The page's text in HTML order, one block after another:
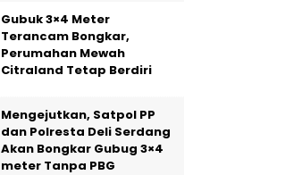
Gubuk 3×4 Meter
Terancam Bongkar,
Perumahan Mewah
Citraland Tetap Berdiri
Mengejutkan, Satpol PP
dan Polresta Deli Serdang
Akan Bongkar Gubug 3×4
meter Tanpa PBG